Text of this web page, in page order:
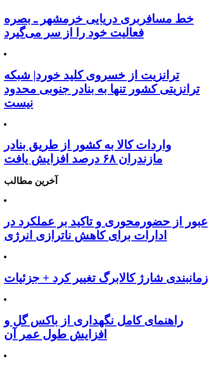
خط مسافربری دریایی خرمشهر ـ بصره
فعالیت خود را از سر می‌گیرد
ترانزیت از خسروی کلید خورد| شبکه
ترانزیتی کشور تنها به بنادر جنوبی محدود
نیست
واردات کالا به کشور از طریق بنادر
مازندران ۶۸ درصد افزایش یافت
آخرین مطالب
عبور از حضورمحوری و تاکید بر عملکرد در
ادارات برای کاهش ناترازی انرژی
زمانبندی شارژ کالابرگ تغییر کرد + جزئیات
راهنمای کامل نگهداری از باکس گل و
افزایش طول عمر آن